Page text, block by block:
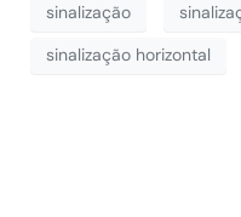
sinalização
sinalização horizontal